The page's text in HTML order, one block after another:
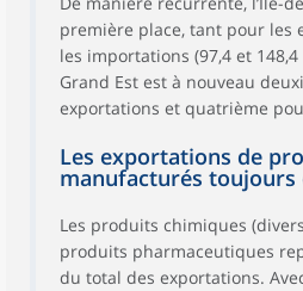
première place, tant pour les
les importations (97,4 et
Grand Est est à nouveau
exportations et quatrième
Les exportations de
manufacturés toujours
Les produits chimiques
produits pharmaceutiques
du total des exportations.